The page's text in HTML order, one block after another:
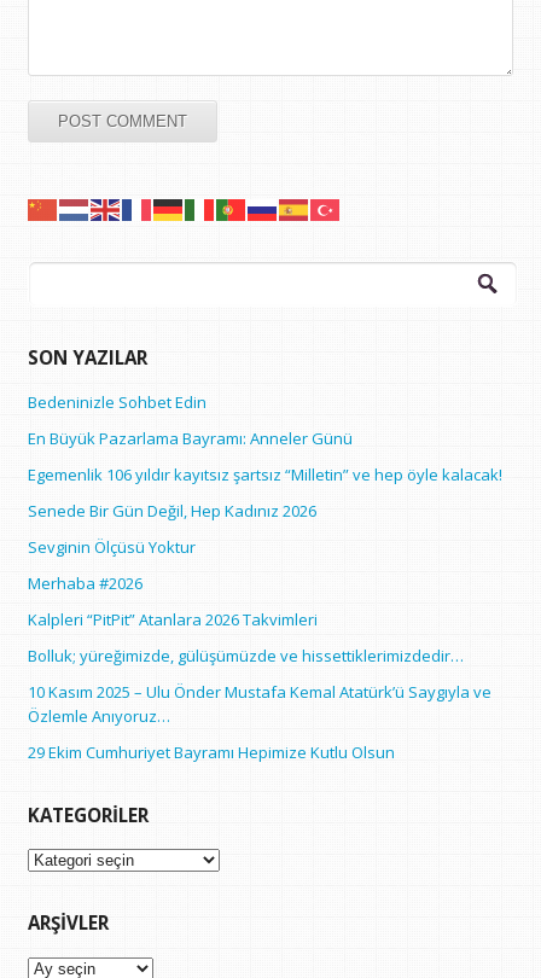
Arama:
SON YAZILAR
Bedeninizle Sohbet Edin
En Büyük Pazarlama Bayramı: Anneler Günü
Egemenlik 106 yıldır kayıtsız şartsız “Milletin” ve hep öyle kalacak!
Senede Bir Gün Değil, Hep Kadınız 2026
Sevginin Ölçüsü Yoktur
Merhaba #2026
Kalpleri “PitPit” Atanlara 2026 Takvimleri
Bolluk; yüreğimizde, gülüşümüzde ve hissettiklerimizdedir…
10 Kasım 2025 – Ulu Önder Mustafa Kemal Atatürk’ü Saygıyla ve
Özlemle Anıyoruz…
29 Ekim Cumhuriyet Bayramı Hepimize Kutlu Olsun
KATEGORILER
Kategoriler
ARŞIVLER
Arşivler